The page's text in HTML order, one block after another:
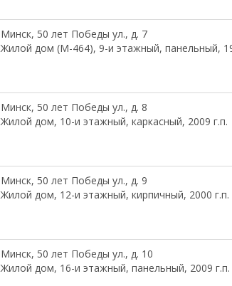
Минск, 50 лет Победы ул., д. 7
Жилой дом (М-464), 9-и этажный, панельный,
Минск, 50 лет Победы ул., д. 8
Жилой дом, 10-и этажный, каркасный, 2009 г.п.
Минск, 50 лет Победы ул., д. 9
Жилой дом, 12-и этажный, кирпичный, 2000 г.п.
Минск, 50 лет Победы ул., д. 10
Жилой дом, 16-и этажный, панельный, 2009 г.п.